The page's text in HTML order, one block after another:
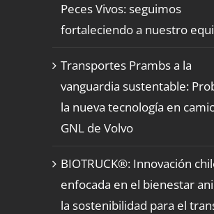
Peces Vivos: seguimos
fortaleciendo a nuestro
Transportes Prambs a la
vanguardia sustentable:
la nueva tecnología en
GNL de Volvo
BIOTRUCK®: Innovación
enfocada en el bienestar
la sostenibilidad para el